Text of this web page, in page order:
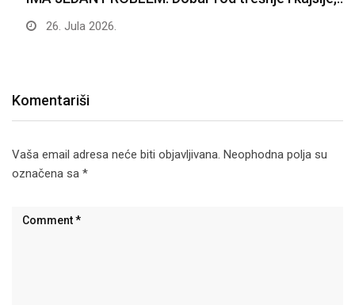
26. Jula 2026.
Komentariši
Vaša email adresa neće biti objavljivana. Neophodna polja su
označena sa *